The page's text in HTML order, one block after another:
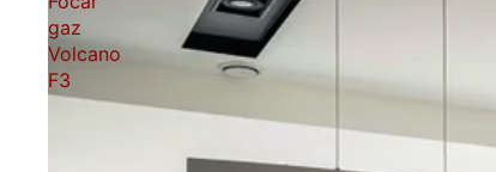
gaz
Volcano
F3